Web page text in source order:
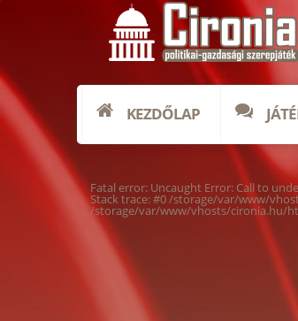
KEZDŐLAP
Fatal error: Uncaught Error: Call to
Stack trace: #0 /storage/var/www/
/storage/var/www/vhosts/cironia.hu/